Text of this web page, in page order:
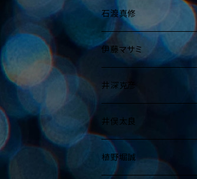
B5～A4
A5
写真展ブロマイド
写真集
B4～A3
B5～A4
A5
写真展ブロマイド
写真集
B3～A2
B4～A3
B5～A4
A5
写真展ブロマイド
石渡真修
B3～A2
B4～A3
B5～A4
A5
伊藤マサミ
B3～A2
B4～A3
B5～A4
井深克彦
B3～A2
B4～A3
井俣太良
B3～A2
植野堀誠